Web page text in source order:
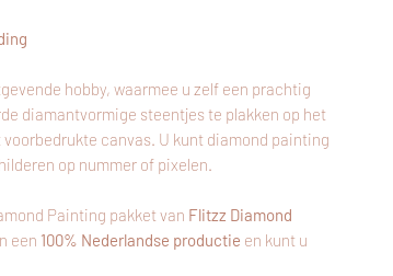
hobby, waarmee u zelf een prachtig
diamantvormige steentjes te plakken op het
canvas. U kunt diamond painting
op nummer of pixelen.
Painting pakket van Flitzz Diamond
een 100% Nederlandse productie en kunt u